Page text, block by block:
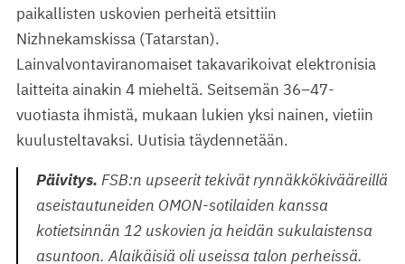
paikallisten uskovien perheitä etsittiin
Nizhnekamskissa (Tatarstan).
Lainvalvontaviranomaiset takavarikoivat elektronisia
laitteita ainakin 4 mieheltä. Seitsemän 36–47-
vuotiasta ihmistä, mukaan lukien yksi nainen, vietiin
kuulusteltavaksi. Uutisia täydennetään.
Päivitys. FSB:n upseerit tekivät rynnäkkökivääreillä
aseistautuneiden OMON-sotilaiden kanssa
kotietsinnän 12 uskovien ja heidän sukulaistensa
asuntoon. Alaikäisiä oli useissa talon perheissä.